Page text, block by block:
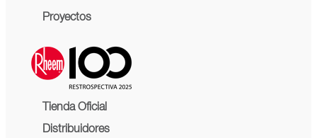
Proyectos
Tienda Oficial
Distribuidores